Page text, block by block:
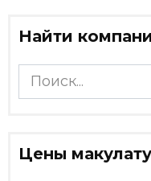
Найти
Search
for:
Цены